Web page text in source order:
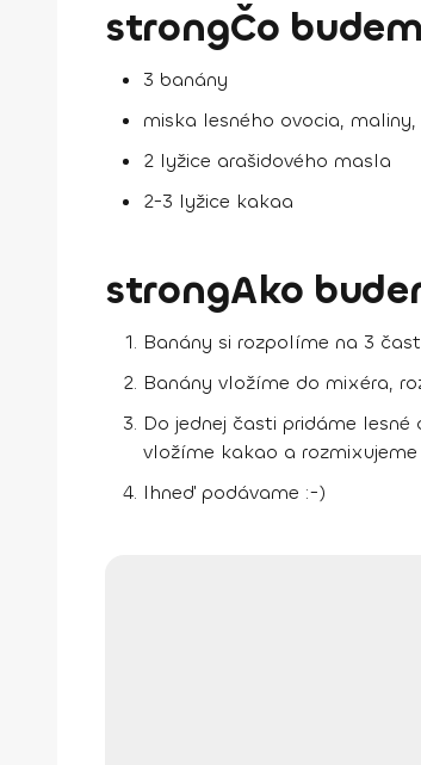
strongČo
3 banány
miska lesného ovocia, maliny,
2 lyžice arašidového masla
2-3 lyžice kakaa
strongAko
Banány si rozpolíme na 3
Banány vložíme do mixéra,
Do jednej časti pridáme
vložíme kakao a
Ihneď podávame :-)